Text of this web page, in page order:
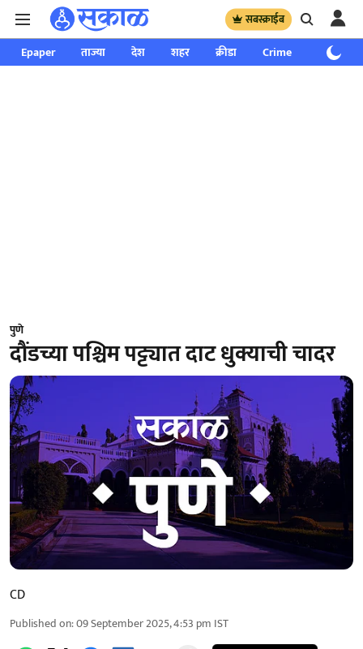
सबस्क्राईब
Epaper ताज्या देश शहर क्रीडा Crime साप्ताहिक
पुणे
दौंडच्या पश्चिम पट्ट्यात दाट धुक्याची चादर
CD
Published on:09 September 2025, 4:53 pm IST